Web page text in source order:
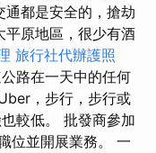
通都是安全的，搶劫
平原地區，很少有酒
旅行社代辦護照
路在一天中的任何
，步行，步行或
較低。 批發商參加
位並開展業務。 一